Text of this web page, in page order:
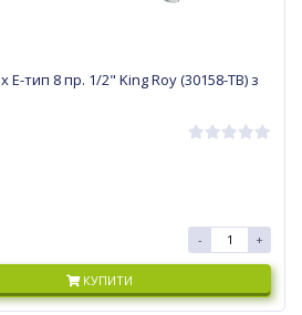
Е-тип 8 пр. 1/2" King Roy (30158-TB) з
- +
КУПИТИ